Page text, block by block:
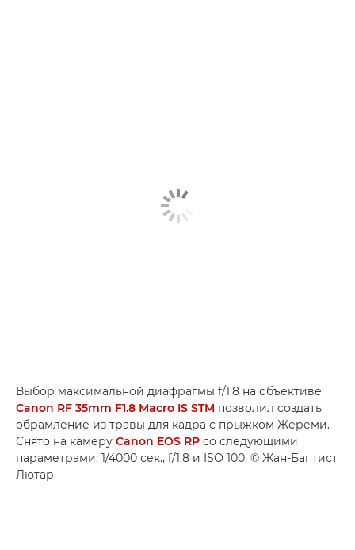
Выбор максимальной диафрагмы f/1.8 на объективе
Canon RF 35mm F1.8 Macro IS STM позволил создать
обрамление из травы для кадра с прыжком Жереми.
Снято на камеру Canon EOS RP со следующими
параметрами: 1/4000 сек., f/1.8 и ISO 100. © Жан-Баптист
Лютар